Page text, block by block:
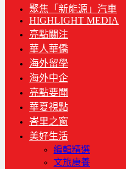
聚焦「新能源」汽車
HIGHLIGHT MEDIA
亮點關注
華人華僑
海外留學
海外中企
亮點要聞
華夏視點
峇里之窗
美好生活
編輯精選
文旅康養